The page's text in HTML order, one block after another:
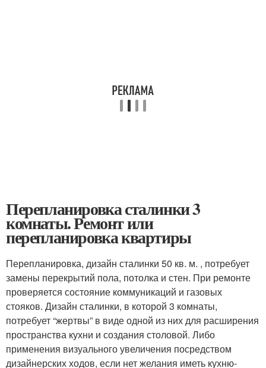
Перепланировка сталинки 3
комнаты. Ремонт или
перепланировка квартиры
Перепланировка, дизайн сталинки 50 кв. м. , потребует
замены перекрытий пола, потолка и стен. При ремонте
проверяется состояние коммуникаций и газовых
стояков. Дизайн сталинки, в которой 3 комнаты,
потребует “жертвы” в виде одной из них для расширения
пространства кухни и создания столовой. Либо
применения визуального увеличения посредством
дизайнерских ходов, если нет желания иметь кухню-